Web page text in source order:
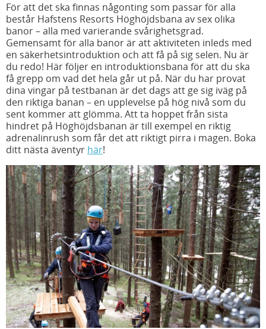
För att det ska finnas någonting som passar för alla
består Hafstens Resorts Höghöjdsbana av sex olika
banor – alla med varierande svårighetsgrad.
Gemensamt för alla banor är att aktiviteten inleds med
en säkerhetsintroduktion och att få på sig selen. Nu är
du redo! Här följer en introduktionsbana för att du ska
få grepp om vad det hela går ut på. När du har provat
dina vingar på testbanan är det dags att ge sig iväg på
den riktiga banan – en upplevelse på hög nivå som du
sent kommer att glömma. Att ta hoppet från sista
hindret på Höghöjdsbanan är till exempel en riktig
adrenalinrush som får det att riktigt pirra i magen. Boka
ditt nästa äventyr här!